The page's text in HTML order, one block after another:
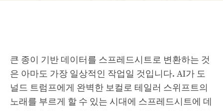
큰 종이 기반 데이터를 스프레드시트로 변환하는 것
은 아마도 가장 일상적인 작업일 것입니다. AI가 도
널드 트럼프에게 완벽한 보컬로 테일러 스위프트의
노래를 부르게 할 수 있는 시대에 스프레드시트에 데